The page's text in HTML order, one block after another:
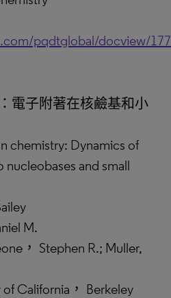
pqdtglobal/docview/
電子附著在核鹼基和小
chemistry: Dynamics of
and small
M.
， Stephen R.; Muller,
California， Berkeley